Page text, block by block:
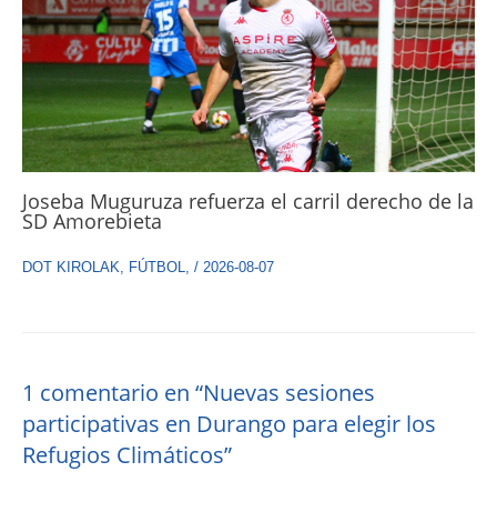
Joseba Muguruza refuerza el carril derecho de la
SD Amorebieta
DOT KIROLAK, FÚTBOL, / 2026-08-07
1 comentario en “Nuevas sesiones
participativas en Durango para elegir los
Refugios Climáticos”